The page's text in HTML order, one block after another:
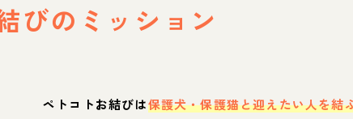
びの ミッション
ペトコトお結びは保護犬・保護猫と迎えたい人を結